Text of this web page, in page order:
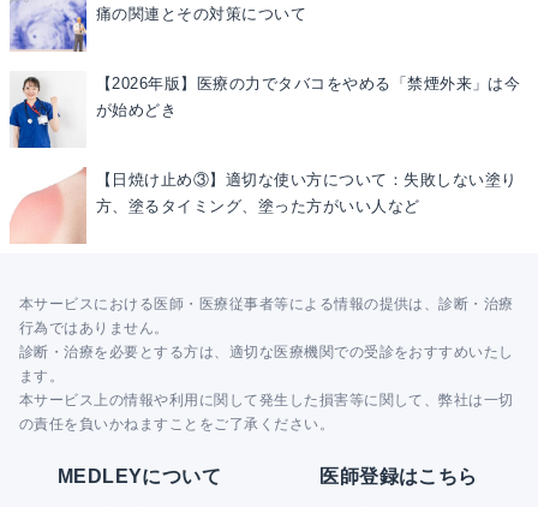
痛の関連とその対策について
【2026年版】医療の力でタバコをやめる「禁煙外来」は今
が始めどき
【日焼け止め③】適切な使い方について：失敗しない塗り
方、塗るタイミング、塗った方がいい人など
本サービスにおける医師・医療従事者等による情報の提供は、診断・治療
行為ではありません。
診断・治療を必要とする方は、適切な医療機関での受診をおすすめいたし
ます。
本サービス上の情報や利用に関して発生した損害等に関して、弊社は一切
の責任を負いかねますことをご了承ください。
MEDLEYについて 医師登録はこちら